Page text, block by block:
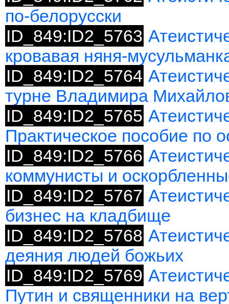
по-белорусски
ID_849:ID2_5763
кровавая няня-
ID_849:ID2_5764
турне Владимира
ID_849:ID2_5765
Практическое пособие по
ID_849:ID2_5766
коммунисты и
ID_849:ID2_5767
бизнес на кладбище
ID_849:ID2_5768
деяния людей божьих
ID_849:ID2_5769
Путин и священники на